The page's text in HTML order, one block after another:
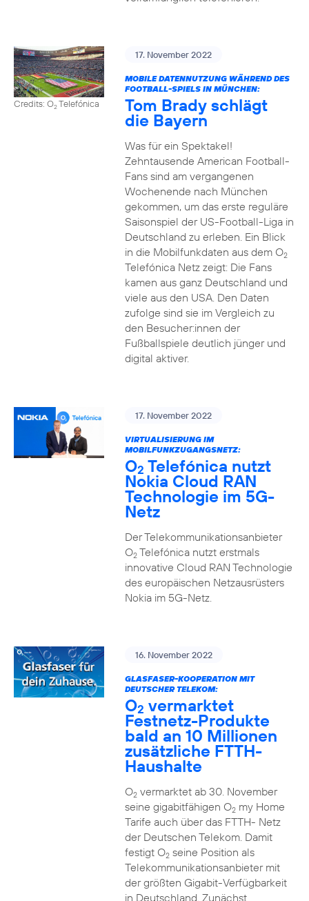
Credits: O2Telefónica
17. November 2022
MOBILE DATENNUTZUNG WÄHREND DES
FOOTBALL-SPIELS IN MÜNCHEN:
Tom Brady schlägt
die Bayern
Was für ein Spektakel!
Zehntausende American Football-
Fans sind am vergangenen
Wochenende nach München
gekommen, um das erste reguläre
Saisonspiel der US-Football-Liga in
Deutschland zu erleben. Ein Blick
in die Mobilfunkdaten aus dem O2
Telefónica Netz zeigt: Die Fans
kamen aus ganz Deutschland und
viele aus den USA. Den Daten
zufolge sind sie im Vergleich zu
den Besucher:innen der
Fußballspiele deutlich jünger und
digital aktiver.
17. November 2022
VIRTUALISIERUNG IM
MOBILFUNKZUGANGSNETZ:
O2 Telefónica nutzt
Nokia Cloud RAN
Technologie im 5G-
Netz
Der Telekommunikationsanbieter
O2Telefónica nutzt erstmals
innovative Cloud RAN Technologie
des europäischen Netzausrüsters
Nokia im 5G-Netz.
16. November 2022
GLASFASER-KOOPERATION MIT
DEUTSCHER TELEKOM:
O2 vermarktet
Festnetz-Produkte
bald an 10 Millionen
zusätzliche FTTH-
Haushalte
O2vermarktet ab 30. November
seine gigabitfähigen O2my Home
Tarife auch über das FTTH- Netz
der Deutschen Telekom. Damit
festigt O2seine Position als
Telekommunikationsanbieter mit
der größten Gigabit-Verfügbarkeit
in Deutschland. Zunächst